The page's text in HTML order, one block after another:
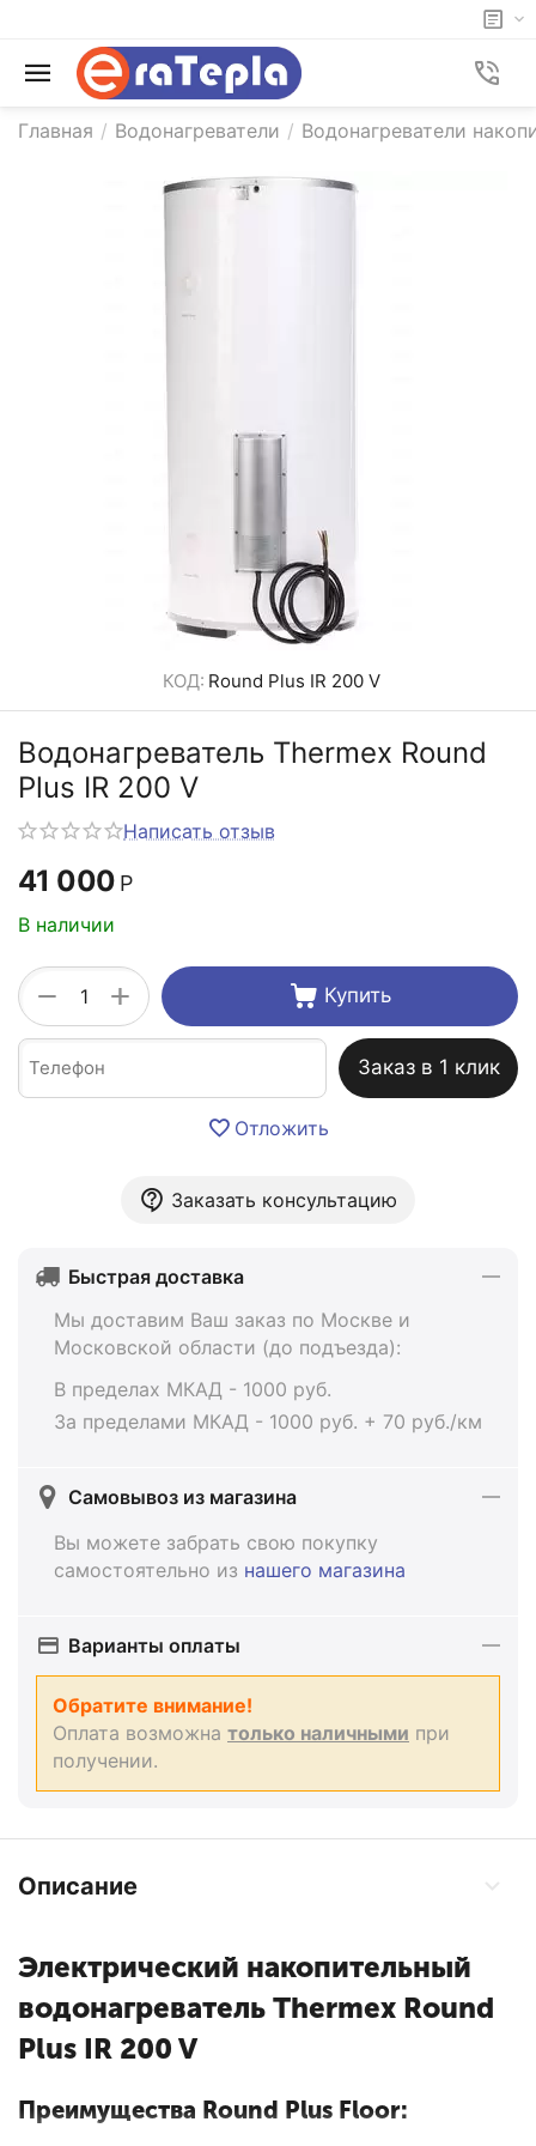
Главная / Водонагреватели / Водонагреватели
КОД: Round Plus IR 200 V
Водонагреватель Thermex Round
Plus IR 200 V
Написать отзыв
41 000 Р
В наличии
+
− Купить
Заказ в 1 клик
Отложить
Заказать консультацию
Быстрая доставка
Мы доставим Ваш заказ по Москве и
Московской области (до подъезда):
В пределах МКАД - 1000 руб.
За пределами МКАД - 1000 руб. + 70 руб./км
Самовывоз из магазина
Вы можете забрать свою покупку
самостоятельно из нашего магазина
Варианты оплаты
Обратите внимание!
Оплата возможна только наличными при
получении.
Описание
Электрический накопительный
водонагреватель Thermex Round
Plus IR 200 V
Преимущества Round Plus Floor: